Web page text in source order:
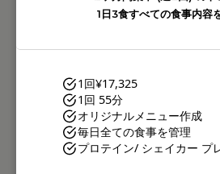
1日3食すべての食事内容
1回¥17,325
1回 55分
オリジナルメニュー作成
毎日全ての食事を管理
プロテイン/ シェイカー プ